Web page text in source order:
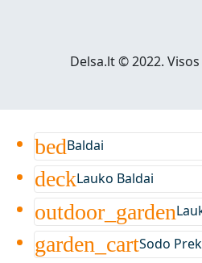
Delsa.lt © 2022.
bedBaldai
deckLauko Baldai
outdoor_garden
garden_cartSodo